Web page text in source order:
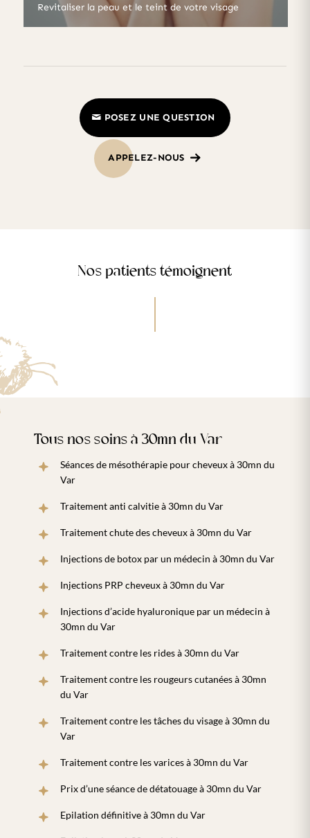
Revitaliser la peau et le teint de votre visage
POSEZ UNE QUESTION
APPELEZ-NOUS
Nos patients témoignent
Tous nos soins à 30mn du Var
Séances de mésothérapie pour cheveux à 30mn du
Var
Traitement anti calvitie à 30mn du Var
Traitement chute des cheveux à 30mn du Var
Injections de botox par un médecin à 30mn du Var
Injections PRP cheveux à 30mn du Var
Injections d’acide hyaluronique par un médecin à
30mn du Var
Traitement contre les rides à 30mn du Var
Traitement contre les rougeurs cutanées à 30mn
du Var
Traitement contre les tâches du visage à 30mn du
Var
Traitement contre les varices à 30mn du Var
Prix d’une séance de détatouage à 30mn du Var
Epilation définitive à 30mn du Var